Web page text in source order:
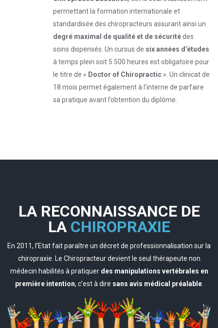
permettant la formation internationale et
standardisée des chiropracteurs assurant ainsi un
degré maximal de qualité et de sécuritédes
soins dispensés. Un cursus de six années d’études
à temps plein soit 5 500 heures est obligatoire pour
le titre de « Doctor of Chiropractic ». Un clinicat de
18 mois permet également à l’interne de parfaire
sa pratique avant l’obtention du diplôme.
LA RECONNAISSANCE DE
LA CHIROPRAXIE
En 2011, l’Etat fait paraître un décret de professionnalisation sur la
chiropraxie. Le Chiropracteur devient le seul thérapeute non
médecin habilités à pratiquer des manipulations vertébrales en
première intention, c’est à dire sans avis médical préalable.